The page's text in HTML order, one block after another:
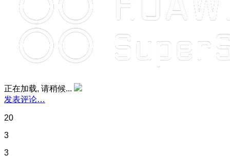
正在加载, 请稍候...
发表评论…
20
3
3